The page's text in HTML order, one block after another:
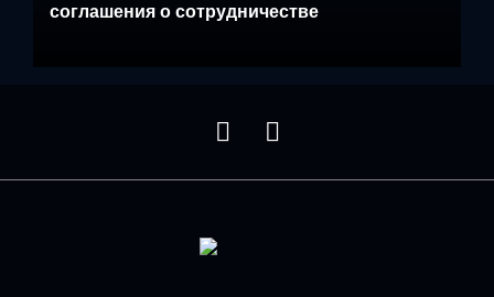
соглашения о сотрудничестве